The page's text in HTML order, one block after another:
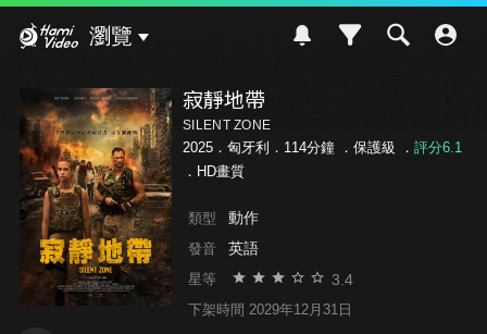
瀏覽
寂靜地帶
SILENT ZONE
2025．匈牙利．114分鐘 ． 保護級 ． 評分6.1
．HD畫質
類型 動作
發音 英語
星等 3.4
下架時間 2029年12月31日